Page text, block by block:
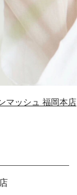
マッシュ 福岡本店